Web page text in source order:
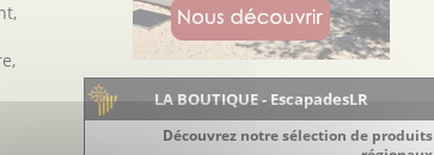
LA BOUTIQUE - EscapadesLR
Découvrez notre sélection de produits